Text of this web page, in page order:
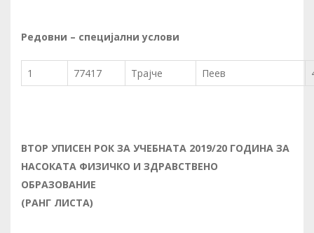
Редовни – специјални услови
1 77417 Трајче Пеев
ВТОР УПИСЕН РОК ЗА УЧЕБНАТА 2019/20 ГОДИНА ЗА
НАСОКАТА ФИЗИЧКО И ЗДРАВСТВЕНО
ОБРАЗОВАНИЕ
(РАНГ ЛИСТА)